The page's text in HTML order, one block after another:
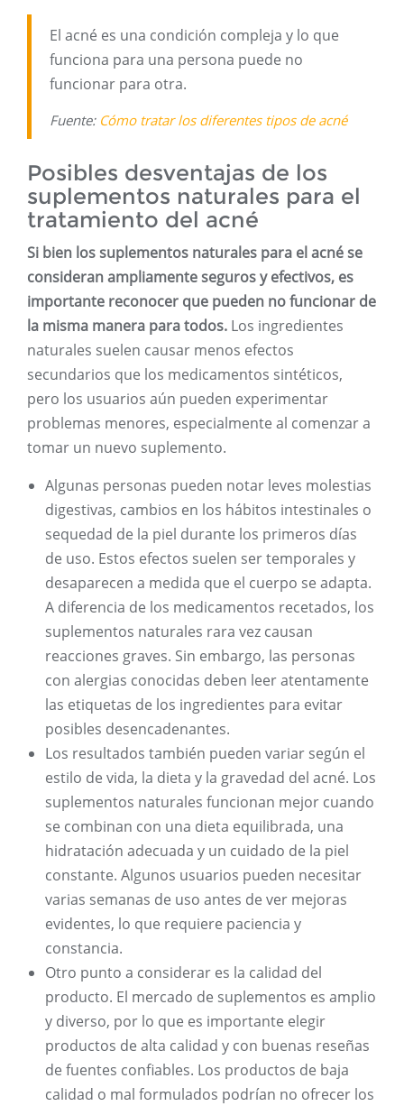
El acné es una condición compleja y lo que
funciona para una persona puede no
funcionar para otra.
Fuente: Cómo tratar los diferentes tipos de acné
Posibles desventajas de los
suplementos naturales para el
tratamiento del acné
Si bien los suplementos naturales para el acné se
consideran ampliamente seguros y efectivos, es
importante reconocer que pueden no funcionar de
la misma manera para todos. Los ingredientes
naturales suelen causar menos efectos
secundarios que los medicamentos sintéticos,
pero los usuarios aún pueden experimentar
problemas menores, especialmente al comenzar a
tomar un nuevo suplemento.
Algunas personas pueden notar leves molestias
digestivas, cambios en los hábitos intestinales o
sequedad de la piel durante los primeros días
de uso. Estos efectos suelen ser temporales y
desaparecen a medida que el cuerpo se adapta.
A diferencia de los medicamentos recetados, los
suplementos naturales rara vez causan
reacciones graves. Sin embargo, las personas
con alergias conocidas deben leer atentamente
las etiquetas de los ingredientes para evitar
posibles desencadenantes.
Los resultados también pueden variar según el
estilo de vida, la dieta y la gravedad del acné. Los
suplementos naturales funcionan mejor cuando
se combinan con una dieta equilibrada, una
hidratación adecuada y un cuidado de la piel
constante. Algunos usuarios pueden necesitar
varias semanas de uso antes de ver mejoras
evidentes, lo que requiere paciencia y
constancia.
Otro punto a considerar es la calidad del
producto. El mercado de suplementos es amplio
y diverso, por lo que es importante elegir
productos de alta calidad y con buenas reseñas
de fuentes confiables. Los productos de baja
calidad o mal formulados podrían no ofrecer los